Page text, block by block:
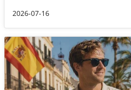
snuset står sig i jämförelsen.
2026-07-16